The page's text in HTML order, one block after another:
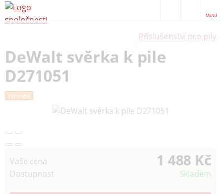
MENU
Příslušenství pro pily
DeWalt svěrka k pile
D271051
Výprodej
Vaše cena 1 488 Kč
Dostupnost Skladem